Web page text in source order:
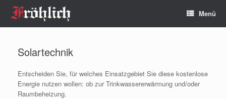
Inhalt
Menü
Solartechnik
Entscheiden Sie, für welches Einsatzgebiet Sie diese kostenlose
Energie nutzen wollen: ob zur Trinkwassererwärmung und/oder
Raumbeheizung.